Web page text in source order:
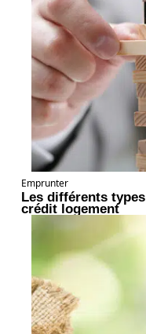
Emprunter
Les différents
crédit logement